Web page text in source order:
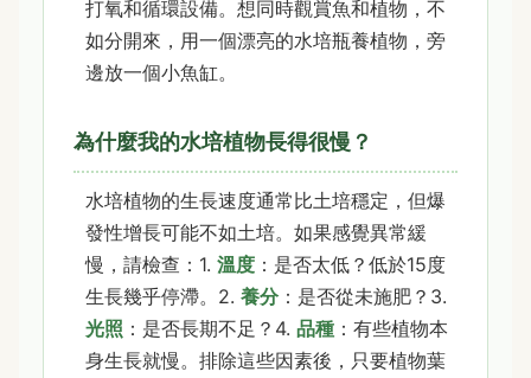
打氧和循環設備。想同時觀賞魚和植物，不
如分開來，用一個漂亮的水培瓶養植物，旁
邊放一個小魚缸。
為什麼我的水培植物長得很慢？
水培植物的生長速度通常比土培穩定，但爆
發性增長可能不如土培。如果感覺異常緩
慢，請檢查：1. 溫度 ：是否太低？低於15度
生長幾乎停滯。2. 養分：是否從未施肥？3.
光照 ：是否長期不足？4. 品種 ：有些植物本
身生長就慢。排除這些因素後，只要植物葉